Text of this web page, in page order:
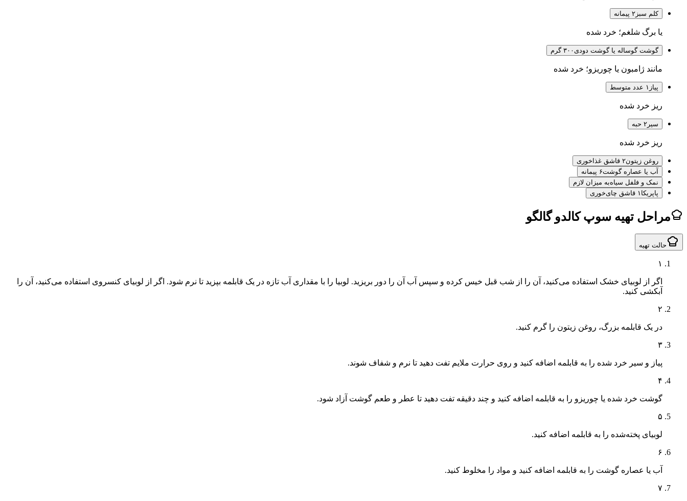
کلم سبز ۲ پیمانه
یا برگ شلغم؛ خرد شده
گوشت گوساله یا گوشت دودی ۳۰۰ گرم
مانند ژامبون یا چوریزو؛ خرد شده
پیاز ۱ عدد متوسط
ریز خرد شده
سیر ۲ حبه
ریز خرد شده
روغن زیتون۲ قاشق غذاخوری
آب یا عصاره گوشت۶ پیمانه
نمک و فلفل سیاهبه میزان لازم
پاپریکا ۱ قاشق چای‌خوری
مراحل تهیه سوپ کالدو گالگو
حالت تهیه
۱
اگر از لوبیای خشک استفاده می‌کنید، آن را از شب قبل خیس کرده و سپس آب آن را دور بریزید. لوبیا را با مقداری آب تازه در یک قابلمه بپزید تا نرم شود. اگر از لوبیای کنسروی استفاده می‌کنید، آن را
آبکشی کنید.
۲
در یک قابلمه بزرگ، روغن زیتون را گرم کنید.
۳
پیاز و سیر خرد شده را به قابلمه اضافه کنید و روی حرارت ملایم تفت دهید تا نرم و شفاف شوند.
۴
گوشت خرد شده یا چوریزو را به قابلمه اضافه کنید و چند دقیقه تفت دهید تا عطر و طعم گوشت آزاد شود.
۵
لوبیای پخته‌شده را به قابلمه اضافه کنید.
۶
آب یا عصاره گوشت را به قابلمه اضافه کنید و مواد را مخلوط کنید.
۷